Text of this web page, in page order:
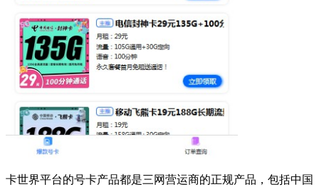
卡世界平台的号卡产品都是三网营运商的正规产品，包括中国